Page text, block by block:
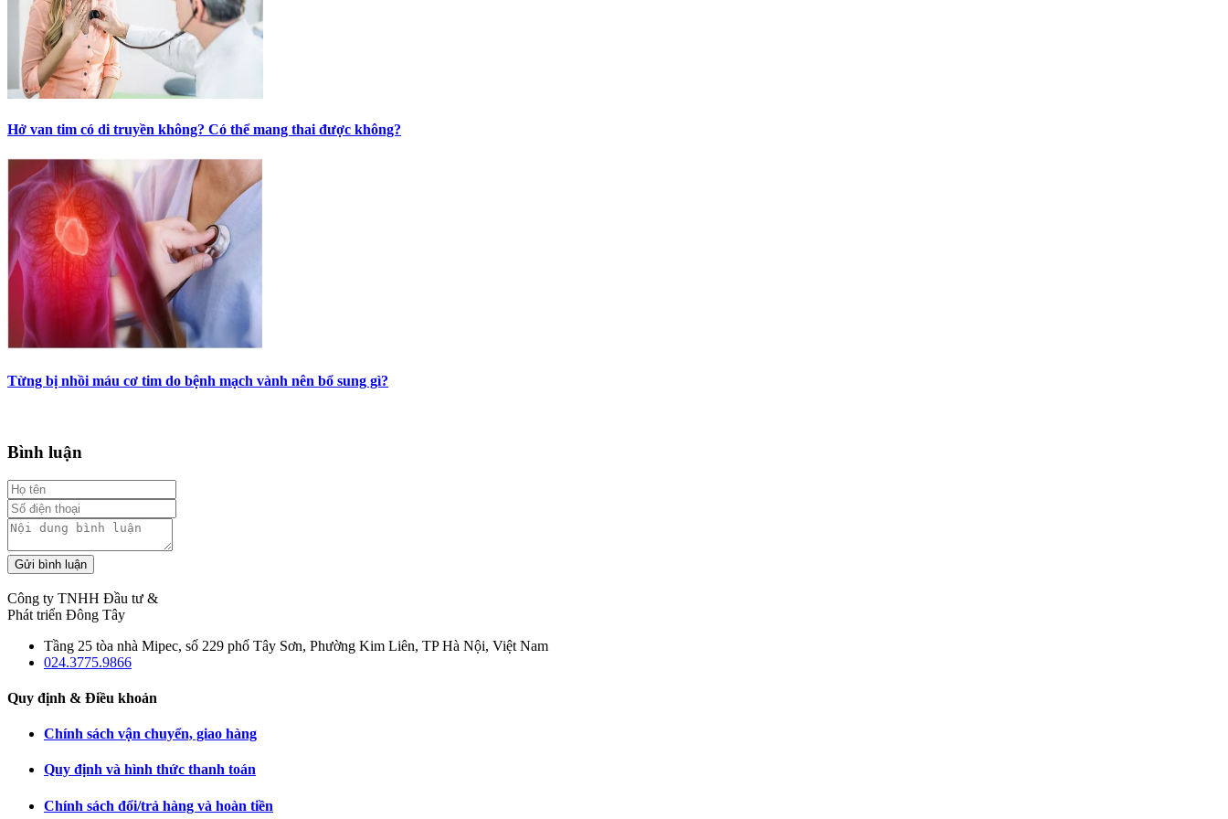
Hở van tim có di truyền không? Có thể mang thai được không?
Từng bị nhồi máu cơ tim do bệnh mạch vành nên bổ sung gì?
Bình luận
Gửi bình luận
Công ty TNHH Đầu tư &
Phát triển Đông Tây
Tầng 25 tòa nhà Mipec, số 229 phố Tây Sơn, Phường Kim Liên, TP Hà Nội, Việt Nam
024.3775.9866
Quy định & Điều khoản
Chính sách vận chuyển, giao hàng
Quy định và hình thức thanh toán
Chính sách đổi/trả hàng và hoàn tiền